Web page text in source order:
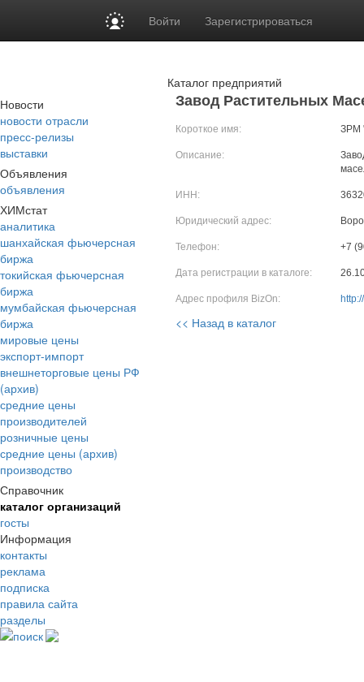
Войти Зарегистрироваться
Новости
новости отрасли
пресс-релизы
выставки
Объявления
объявления
ХИМстат
аналитика
шанхайская фьючерсная
биржа
токийская фьючерсная
биржа
мумбайская фьючерсная
биржа
мировые цены
экспорт-импорт
внешнеторговые цены РФ
(архив)
средние цены
производителей
розничные цены
средние цены (архив)
производство
Справочник
каталог организаций
госты
Информация
контакты
реклама
подписка
правила сайта
разделы
поиск
Каталог предприятий
Завод Растительных
Короткое имя: ЗРМ
Описание:
ИНН:
Юридический адрес:
Телефон: +7
Дата регистрации в каталоге:
Адрес профиля BizOn:
<< Назад в каталог